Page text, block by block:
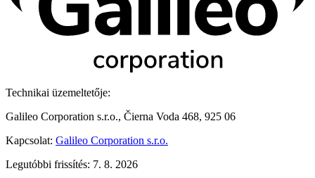
Technikai üzemeltetője:
Galileo Corporation s.r.o., Čierna Voda 468, 925 06
Kapcsolat: Galileo Corporation s.r.o.
Legutóbbi frissítés: 7. 8. 2026